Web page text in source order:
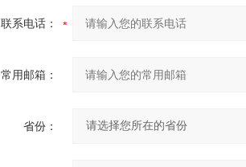
联系电话：
常用邮箱：
省份：